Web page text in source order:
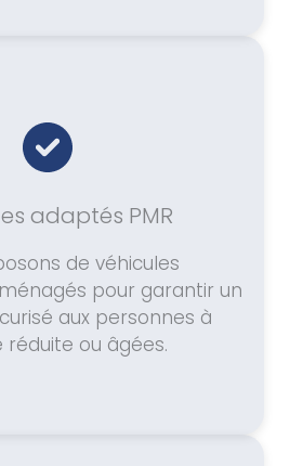
adaptés PMR
de véhicules
pour garantir un
aux personnes à
réduite ou âgées.